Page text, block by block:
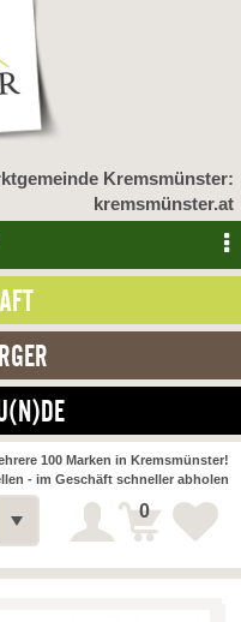
Kremsmünster:
kremsmünster.at
Alle Webseiten
100 Marken in Kremsmünster!
- im Geschäft schneller abholen
0
Detail